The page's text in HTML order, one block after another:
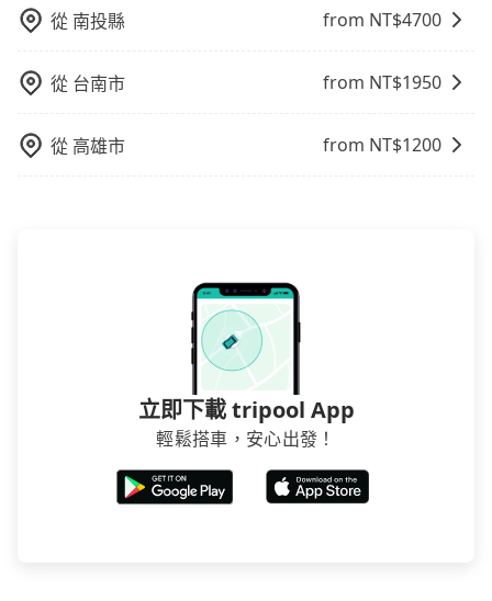
必須乘坐兒童座椅。 3) 搭乘寵物友善專車卻沒有裝籠。
避免影響行車安全，請您務將寵物置入提籠或提袋內。
從 南投縣 from NT$4700
從 台南市 from NT$1950
從 高雄市 from NT$1200
立即下載 tripool App
輕鬆搭車，安心出發！